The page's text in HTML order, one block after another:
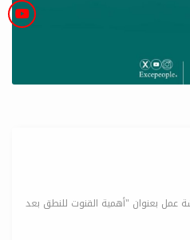
5/5/2026 في ورشة عمل بعنوان "أهمية القنوت للنطق بعد